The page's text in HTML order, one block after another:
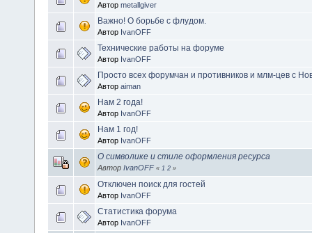
Автор metallgiver
Важно! О борьбе с флудом.
Автор IvanOFF
Технические работы на форуме
Автор IvanOFF
Просто всех форумчан и противников и млм-цев с
Автор aiman
Нам 2 года!
Автор IvanOFF
Нам 1 год!
Автор IvanOFF
О символике и стиле оформления ресурса
Автор IvanOFF « 1 2 »
Отключен поиск для гостей
Автор IvanOFF
Статистика форума
Автор IvanOFF